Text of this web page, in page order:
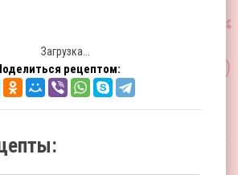
Загрузка...
рецептом: